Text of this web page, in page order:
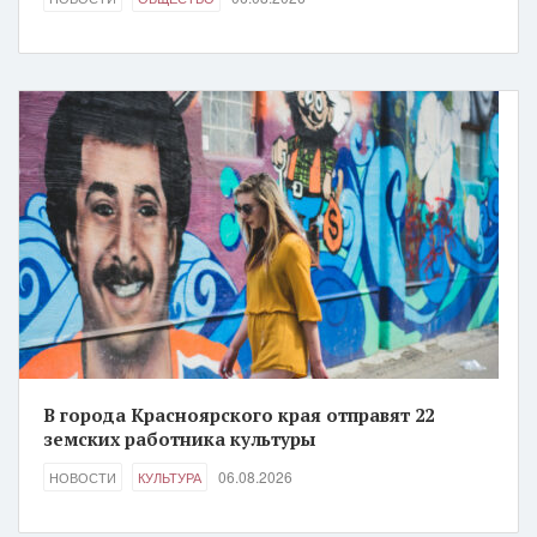
В города Красноярского края отправят 22
земских работника культуры
НОВОСТИ КУЛЬТУРА 06.08.2026